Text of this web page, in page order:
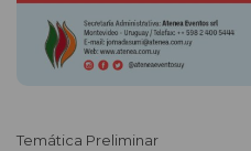
Temática Preliminar